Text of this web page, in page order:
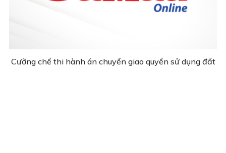
Cưỡng chế thi hành án chuyển giao quyền sử dụng đất